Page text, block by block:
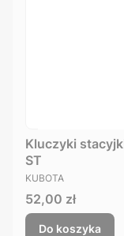
Kluczyki
ST
PRODUCENT
KUBOTA
Cena
52,00 zł
Do koszyka